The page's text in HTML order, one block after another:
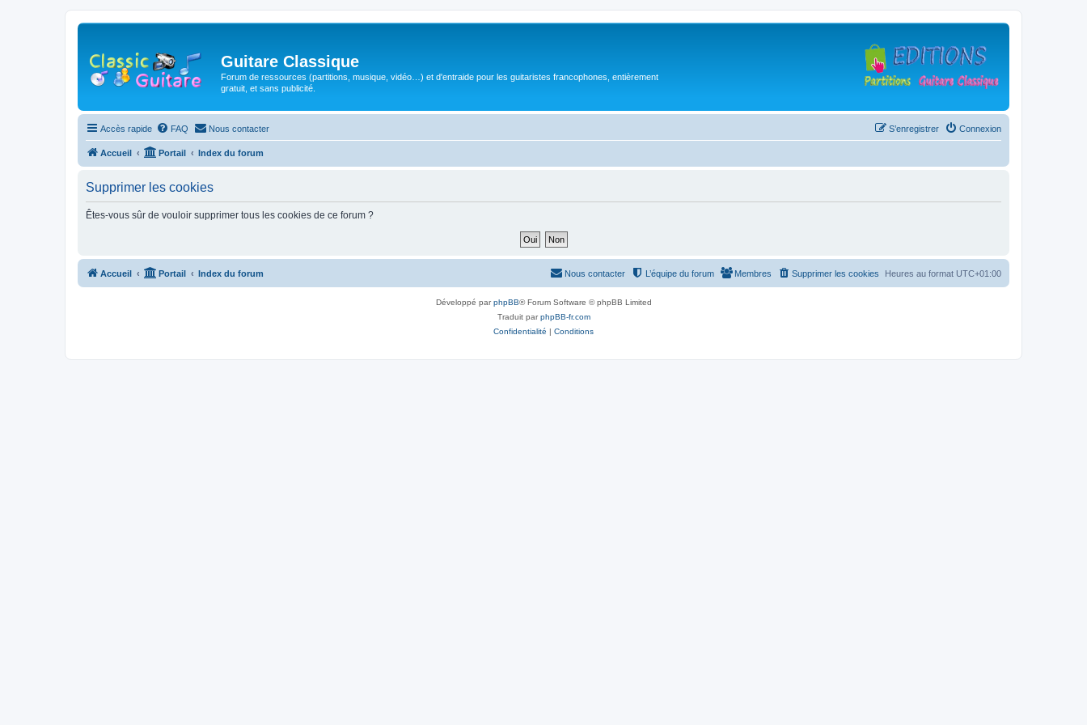
Guitare Classique
Forum de ressources (partitions, musique, vidéo…) et d'entraide pour les guitaristes francophones, entièrement
gratuit, et sans publicité.
Accès rapide FAQ Nous contacter Connexion
S’enregistrer
Accueil Portail Index du forum
Supprimer les cookies
Êtes-vous sûr de vouloir supprimer tous les cookies de ce forum ?
Accueil Portail Index du forum Heures au format UTC+01:00
Supprimer les cookies
Membres
L’équipe du forum
Nous contacter
Développé parphpBB® Forum Software © phpBB Limited
Traduit parphpBB-fr.com
Confidentialité | Conditions